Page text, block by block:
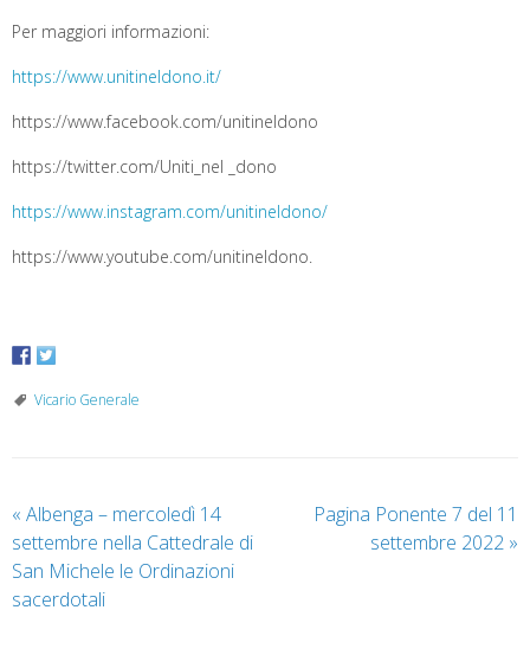
Per maggiori informazioni:
https://www.unitineldono.it/
https://www.facebook.com/unitineldono
https://twitter.com/Uniti_nel _dono
https://www.instagram.com/unitineldono/
https://www.youtube.com/unitineldono.
Vicario Generale
« Albenga – mercoledì 14
settembre nella Cattedrale di
San Michele le Ordinazioni
sacerdotali
Pagina Ponente 7 del 11
settembre 2022 »